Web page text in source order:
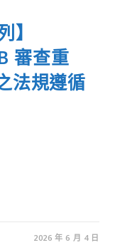
審查重
法規遵循
2026 年 6 月 4 日